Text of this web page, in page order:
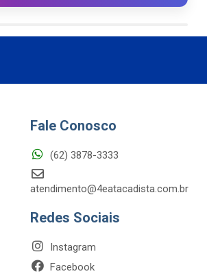
Fale Conosco
(62) 3878-3333
atendimento@4eatacadista.com.br
Redes Sociais
Instagram
Facebook